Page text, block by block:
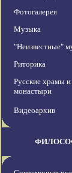
Фотогалерея
Музыка
"Неизвестные"
Риторика
Русские храмы и
монастыри
Видеоархив